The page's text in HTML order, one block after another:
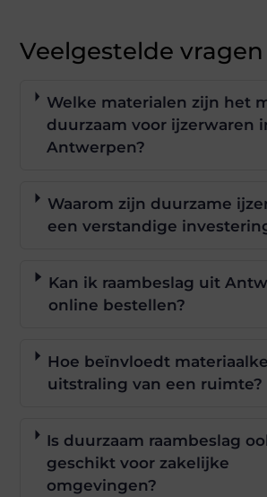
Veelgestelde vragen
Welke materialen zijn het
duurzaam voor ijzerwaren
Antwerpen?
Waarom zijn duurzame
een verstandige
Kan ik raambeslag uit
online bestellen?
Hoe beïnvloedt
uitstraling van een ruimte?
Is duurzaam raambeslag
geschikt voor zakelijke
omgevingen?